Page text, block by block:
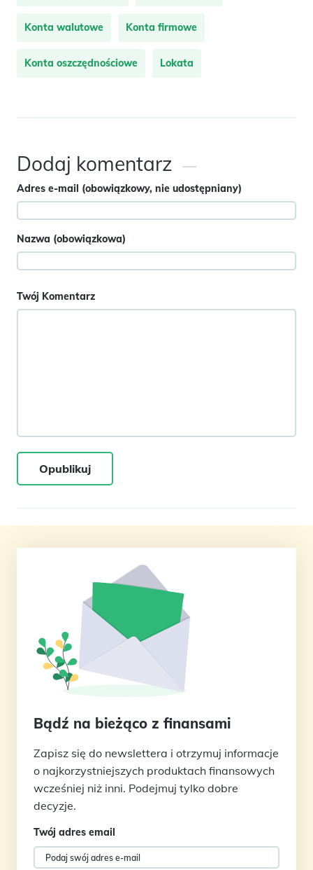
Konta walutowe Konta firmowe
Konta oszczędnościowe Lokata
Dodaj komentarz
Twój Komentarz
Opublikuj
Nazwa (obowiązkowa)
Adres e-mail (obowiązkowy, nie udostępniany)
Bądź na bieżąco z finansami
Zapisz się do newslettera i otrzymuj informacje
o najkorzystniejszych produktach finansowych
wcześniej niż inni. Podejmuj tylko dobre
decyzje.
Twój adres email